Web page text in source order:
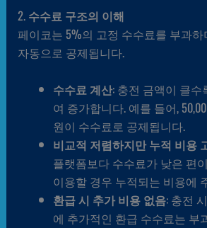
2. 수수료 구조의 이해
페이코는 5%의 고정 수수료를 부과하
자동으로 공제됩니다.
수수료 계산: 충전 금액이 클
여 증가합니다. 예를 들어,
원이 수수료로 공제됩니다.
비교적 저렴하지만 누적 비용
플랫폼보다 수수료가 낮은 편
이용할 경우 누적되는 비용에
환급 시 추가 비용 없음: 충전
에 추가적인 환급 수수료는 부